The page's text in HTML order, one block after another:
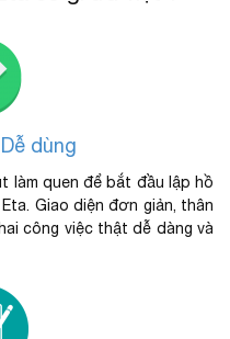
dùng
làm quen để bắt đầu lập hồ
Giao diện đơn giản, thân
công việc thật dễ dàng và